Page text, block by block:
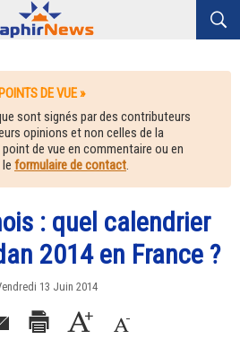
DE VUE »
sont signés par des contributeurs
opinions et non celles de la
de vue en commentaire ou en
formulaire de contact.
: quel calendrier
2014 en France ?
13 Juin 2014